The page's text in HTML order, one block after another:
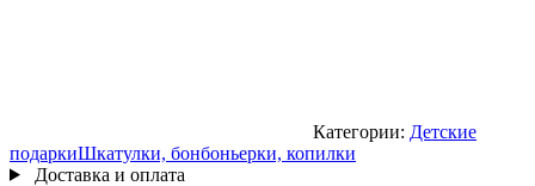
Категории: Детские
подаркиШкатулки, бонбоньерки, копилки
Доставка и оплата